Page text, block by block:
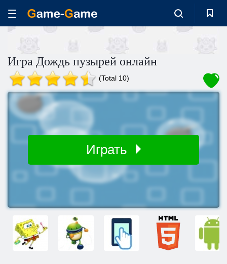
Игра Дождь пузырей онлайн
(Total 10)
Играть